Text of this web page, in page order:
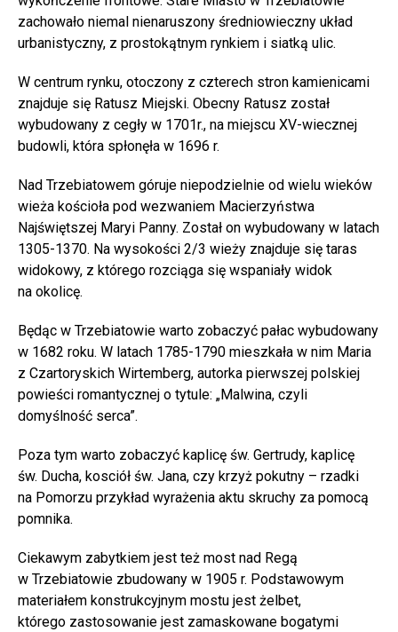
zachowało niemal nienaruszony średniowieczny układ
urbanistyczny, z prostokątnym rynkiem i siatką ulic.
W centrum rynku, otoczony z czterech stron kamienicami
znajduje się Ratusz Miejski. Obecny Ratusz został
wybudowany z cegły w 1701r., na miejscu XV-wiecznej
budowli, która spłonęła w 1696 r.
Nad Trzebiatowem góruje niepodzielnie od wielu wieków
wieża kościoła pod wezwaniem Macierzyństwa
Najświętszej Maryi Panny. Został on wybudowany w latach
1305-1370. Na wysokości 2/3 wieży znajduje się taras
widokowy, z którego rozciąga się wspaniały widok
na okolicę.
Będąc w Trzebiatowie warto zobaczyć pałac wybudowany
w 1682 roku. W latach 1785-1790 mieszkała w nim Maria
z Czartoryskich Wirtemberg, autorka pierwszej polskiej
powieści romantycznej o tytule: „Malwina, czyli
domyślność serca”.
Poza tym warto zobaczyć kaplicę św. Gertrudy, kaplicę
św. Ducha, kosciół św. Jana, czy krzyż pokutny – rzadki
na Pomorzu przykład wyrażenia aktu skruchy za pomocą
pomnika.
Ciekawym zabytkiem jest też most nad Regą
w Trzebiatowie zbudowany w 1905 r. Podstawowym
materiałem konstrukcyjnym mostu jest żelbet,
którego zastosowanie jest zamaskowane bogatymi